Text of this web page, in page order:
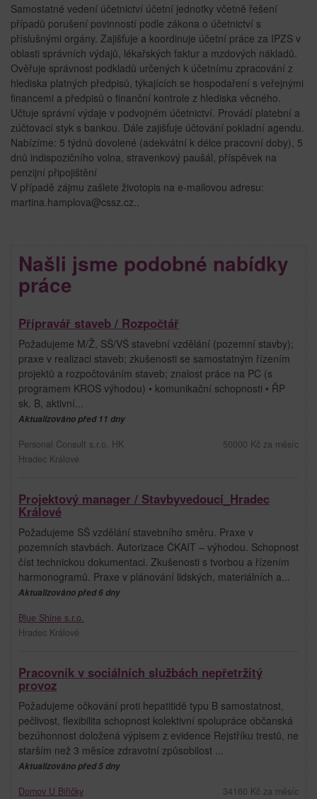
Samostatné vedení účetnictví účetní jednotky včetně řešení
případů porušení povinností podle zákona o účetnictví s
příslušnými orgány. Zajišťuje a koordinuje účetní práce za IPZS v
oblasti správních výdajů, lékařských faktur a mzdových nákladů.
Ověřuje správnost podkladů určených k účetnímu zpracování z
hlediska platných předpisů, týkajících se hospodaření s veřejnými
financemi a předpisů o finanční kontrole z hlediska věcného.
Učtuje správní výdaje v podvojném účetnictví. Provádí platební a
zúčtovací styk s bankou. Dále zajišťuje účtování pokladní agendu.
Nabízíme: 5 týdnů dovolené (adekvátní k délce pracovní doby), 5
dnů indispozičního volna, stravenkový paušál, příspěvek na
penzijní připojištění
V případě zájmu zašlete životopis na e-mailovou adresu:
martina.hamplova@cssz.cz..
Našli jsme podobné nabídky
práce
Přípravář staveb / Rozpočtář
Požadujeme M/Ž, SŠ/VŠ stavební vzdělání (pozemní stavby);
praxe v realizaci staveb; zkušenosti se samostatným řízením
projektů a rozpočtováním staveb; znalost práce na PC (s
programem KROS výhodou) • komunikační schopnosti • ŘP
sk. B, aktivní...
Aktualizováno před 11 dny
Personal Consult s.r.o. HK
Hradec Králové
50000 Kč za měsíc
Projektový manager / Stavbyvedoucí_Hradec
Králové
Požadujeme SŠ vzdělání stavebního směru. Praxe v
pozemních stavbách. Autorizace ČKAIT – výhodou. Schopnost
číst technickou dokumentaci. Zkušenosti s tvorbou a řízením
harmonogramů. Praxe v plánování lidských, materiálních a...
Aktualizováno před 6 dny
Blue Shine s.r.o.
Hradec Králové
Pracovník v sociálních službách nepřetržitý
provoz
Požadujeme očkování proti hepatitidě typu B samostatnost,
pečlivost, flexibilita schopnost kolektivní spolupráce občanská
bezúhonnost doložená výpisem z evidence Rejstříku trestů, ne
starším než 3 měsíce zdravotní způsobilost ...
Aktualizováno před 5 dny
Domov U Biřičky 34160 Kč za měsíc